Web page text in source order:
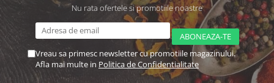
Nu rata ofertele si promotiile noastre
Vreau sa primesc newsletter cu promotiile magazinului.
Afla mai multe in Politica de Confidentialitate